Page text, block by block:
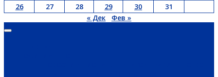
26
27 28 29 30
31
« Дек
Фев »